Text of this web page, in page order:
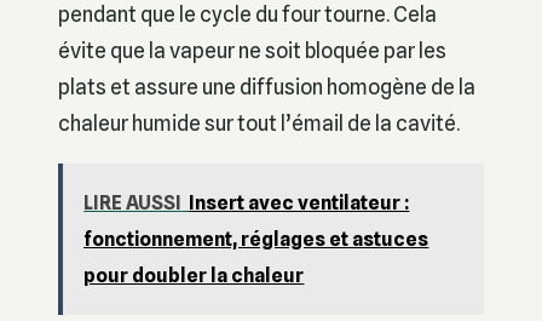
pendant que le cycle du four tourne. Cela
évite que la vapeur ne soit bloquée par les
plats et assure une diffusion homogène de la
chaleur humide sur tout l’émail de la cavité.
LIRE AUSSI
Insert avec ventilateur :
fonctionnement, réglages et astuces
pour doubler la chaleur